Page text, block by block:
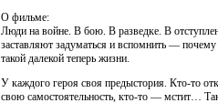
О фильме:
Люди на войне. В бою. В разведке. В
заставляют задуматься и вспомнить —
такой далекой теперь жизни.
У каждого героя своя предыстория. Кто-то
свою самостоятельность, кто-то — мстит…